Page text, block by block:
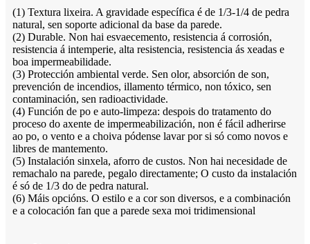
(1) Textura lixeira. A gravidade específica é de 1/3-1/4 de pedra
natural, sen soporte adicional da base da parede.
(2) Durable. Non hai esvaecemento, resistencia á corrosión,
resistencia á intemperie, alta resistencia, resistencia ás xeadas e
boa impermeabilidade.
(3) Protección ambiental verde. Sen olor, absorción de son,
prevención de incendios, illamento térmico, non tóxico, sen
contaminación, sen radioactividade.
(4) Función de po e auto-limpeza: despois do tratamento do
proceso do axente de impermeabilización, non é fácil adherirse
ao po, o vento e a choiva pódense lavar por si só como novos e
libres de mantemento.
(5) Instalación sinxela, aforro de custos. Non hai necesidade de
remachalo na parede, pegalo directamente; O custo da instalación
é só de 1/3 do de pedra natural.
(6) Máis opcións. O estilo e a cor son diversos, e a combinación
e a colocación fan que a parede sexa moi tridimensional